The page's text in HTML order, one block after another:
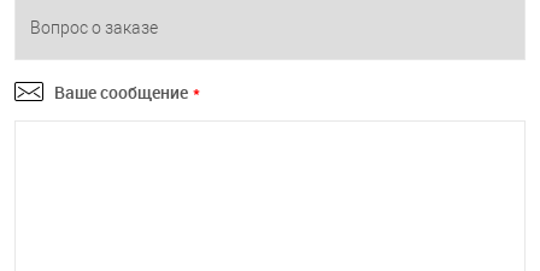
Ваше сообщение *